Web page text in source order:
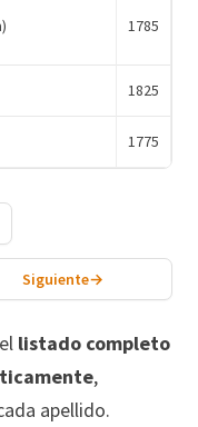
1785
1825
1775
Siguiente→
listado completo
,
apellido.